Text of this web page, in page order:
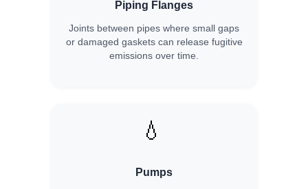
Piping Flanges
Joints between pipes where small gaps
or damaged gaskets can release fugitive
emissions over time.
💧
Pumps